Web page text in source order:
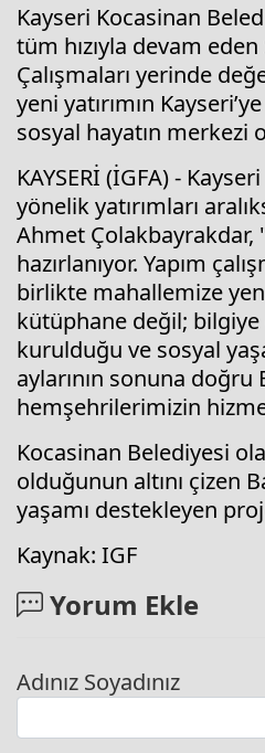
Kayseri Kocasinan
tüm hızıyla devam
Çalışmaları yerinde
yeni yatırımın
sosyal hayatın merkezi
KAYSERİ (İGFA) -
yönelik yatırımları
Ahmet Çolakbayrakdar,
hazırlanıyor. Yapım
birlikte mahallemize
kütüphane değil;
kurulduğu ve sosyal
aylarının sonuna
hemşehrilerimizin
Kocasinan Belediyesi
olduğunun altını çizen
yaşamı destekleyen
Kaynak: IGF
Yorum Ekle
Adınız Soyadınız